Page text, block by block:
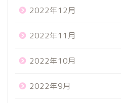
2022年12月
2022年11月
2022年10月
2022年9月